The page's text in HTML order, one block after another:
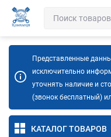
Представленные
исключительно
уточнять наличие и
(звонок бесплатный)
КАТАЛОГ ТОВАРОВ